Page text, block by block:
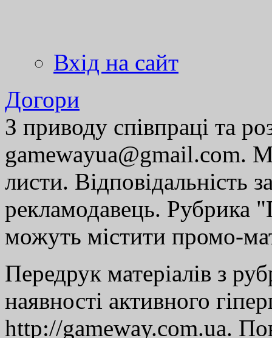
Вхід на сайт
Догори
З приводу співпраці та
gamewayua@gmail.com.
листи. Відповідальність
рекламодавець. Рубрика
можуть містити промо-
Передрук матеріалів з
наявності активного
http://gameway.com.ua.